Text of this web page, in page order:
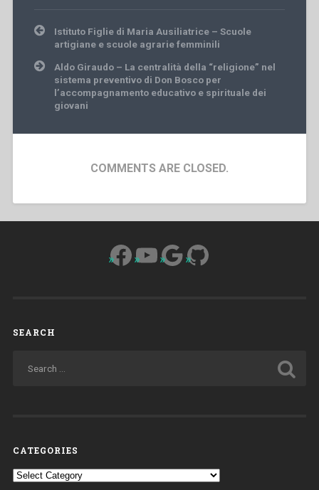
Post
navigation
Istituto Figlie di Maria Ausiliatrice – Scuole
artigiane e scuole agrarie femminili
Aldo Giraudo – La centralità della “religione” nel
sistema preventivo di Don Bosco per
l’accompagnamento educativo e spirituale dei
giovani
COMMENTS ARE CLOSED.
Facebook
YouTube
Google
GitHub
SEARCH
CATEGORIES
Categories